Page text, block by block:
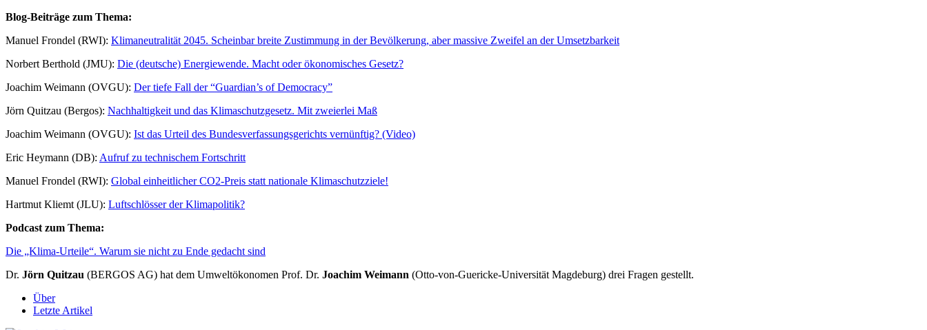
Blog-Beiträge zum Thema:
Manuel Frondel (RWI): Klimaneutralität 2045. Scheinbar breite Zustimmung in der Bevölkerung, aber massive Zweifel an der Umsetzbarkeit
Norbert Berthold (JMU): Die (deutsche) Energiewende. Macht oder ökonomisches Gesetz?
Joachim Weimann (OVGU): Der tiefe Fall der “Guardian’s of Democracy”
Jörn Quitzau (Bergos): Nachhaltigkeit und das Klimaschutzgesetz. Mit zweierlei Maß
Joachim Weimann (OVGU): Ist das Urteil des Bundesverfassungsgerichts vernünftig? (Video)
Eric Heymann (DB): Aufruf zu technischem Fortschritt
Manuel Frondel (RWI): Global einheitlicher CO2-Preis statt nationale Klimaschutzziele!
Hartmut Kliemt (JLU): Luftschlösser der Klimapolitik?
Podcast zum Thema:
Die „Klima-Urteile“. Warum sie nicht zu Ende gedacht sind
Dr. Jörn Quitzau (BERGOS AG) hat dem Umweltökonomen Prof. Dr. Joachim Weimann (Otto-von-Guericke-Universität Magdeburg) drei Fragen gestellt.
Über
Letzte Artikel